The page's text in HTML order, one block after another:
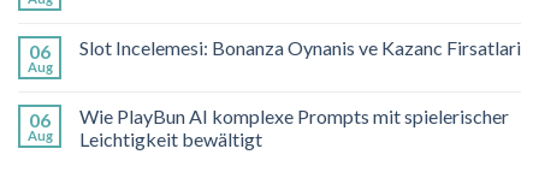
06
Aug
Slot Incelemesi: Bonanza Oynanis ve Kazanc Firsatlari
06
Aug
Wie PlayBun AI komplexe Prompts mit spielerischer
Leichtigkeit bewältigt